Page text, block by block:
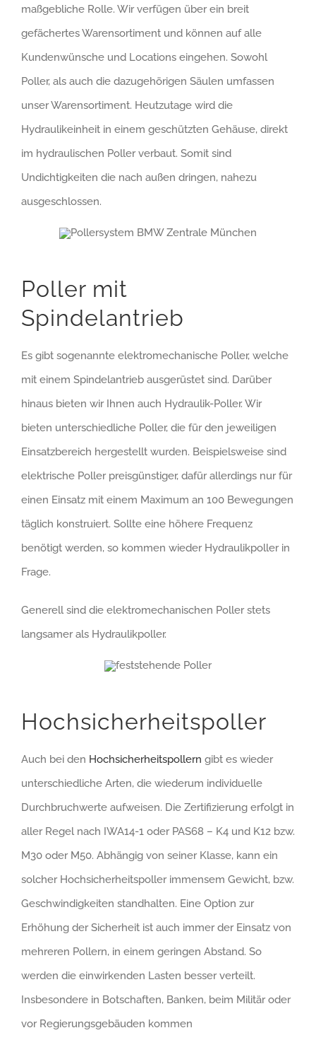
maßgebliche Rolle. Wir verfügen über ein breit
gefächertes Warensortiment und können auf alle
Kundenwünsche und Locations eingehen. Sowohl
Poller, als auch die dazugehörigen Säulen umfassen
unser Warensortiment. Heutzutage wird die
Hydraulikeinheit in einem geschützten Gehäuse, direkt
im hydraulischen Poller verbaut. Somit sind
Undichtigkeiten die nach außen dringen, nahezu
ausgeschlossen.
Poller mit
Spindelantrieb
Es gibt sogenannte elektromechanische Poller, welche
mit einem Spindelantrieb ausgerüstet sind. Darüber
hinaus bieten wir Ihnen auch Hydraulik-Poller. Wir
bieten unterschiedliche Poller, die für den jeweiligen
Einsatzbereich hergestellt wurden. Beispielsweise sind
elektrische Poller preisgünstiger, dafür allerdings nur für
einen Einsatz mit einem Maximum an 100 Bewegungen
täglich konstruiert. Sollte eine höhere Frequenz
benötigt werden, so kommen wieder Hydraulikpoller in
Frage.
Generell sind die elektromechanischen Poller stets
langsamer als Hydraulikpoller.
Hochsicherheitspoller
Auch bei den Hochsicherheitspollern gibt es wieder
unterschiedliche Arten, die wiederum individuelle
Durchbruchwerte aufweisen. Die Zertifizierung erfolgt in
aller Regel nach IWA14-1 oder PAS68 – K4 und K12 bzw.
M30 oder M50. Abhängig von seiner Klasse, kann ein
solcher Hochsicherheitspoller immensem Gewicht, bzw.
Geschwindigkeiten standhalten. Eine Option zur
Erhöhung der Sicherheit ist auch immer der Einsatz von
mehreren Pollern, in einem geringen Abstand. So
werden die einwirkenden Lasten besser verteilt.
Insbesondere in Botschaften, Banken, beim Militär oder
vor Regierungsgebäuden kommen